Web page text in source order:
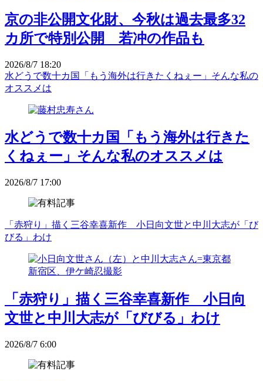
京の非公開文化財、今秋は過去最多32
カ所で特別公開 若冲の作品も
2026/8/7 18:20
水どうで数十カ国「もう海外は行きたくねぇー」そんな私の
オススメは
水どうで数十カ国「もう海外は行きた
くねぇー」そんな私のオススメは
2026/8/7 17:00
「赤狩り」描く三谷幸喜新作 小日向文世と中川大志が「び
びる」わけ
「赤狩り」描く三谷幸喜新作 小日向
文世と中川大志が「びびる」わけ
2026/8/7 6:00